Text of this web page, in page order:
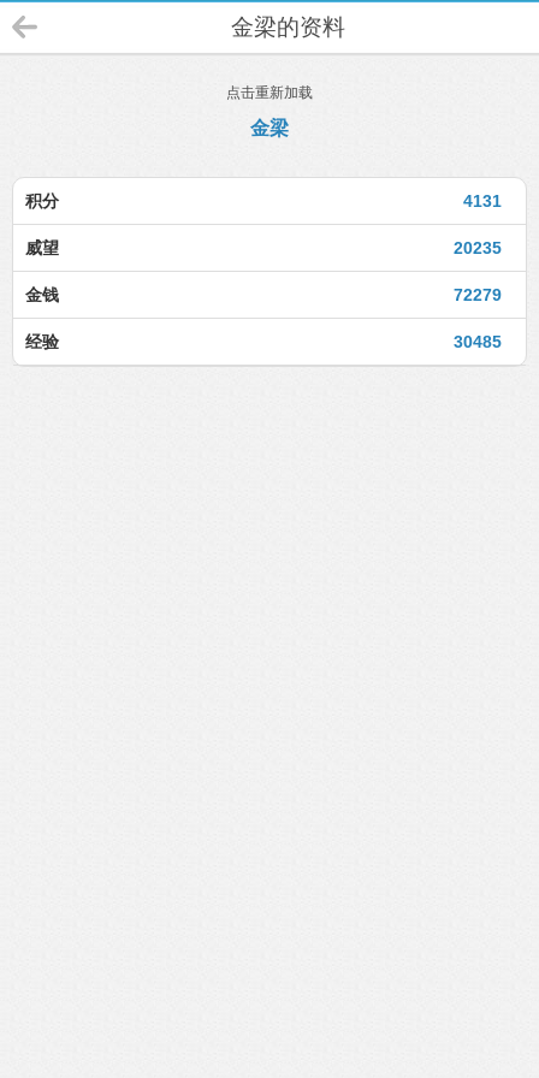
金梁的资料
点击重新加载
金梁
4131
积分
20235
威望
72279
金钱
30485
经验